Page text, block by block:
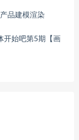
品建模渲染
开始吧第5期【画